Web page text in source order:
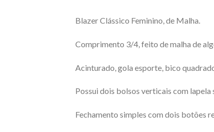
Blazer Clássico Feminino, de Malha.
Comprimento 3/4, feito de malha de
Acinturado, gola esporte, bico
Possui dois bolsos verticais com lapela
Fechamento simples com dois botões